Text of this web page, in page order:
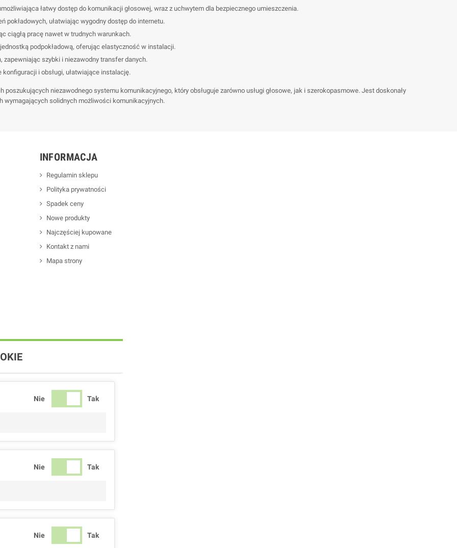
łatwy dostęp do komunikacji głosowej, wraz z uchwytem dla bezpiecznego umieszczenia.
pokładowych, ułatwiając wygodny dostęp do internetu.
ciągłą pracę nawet w trudnych warunkach.
podpokładową, oferując elastyczność w instalacji.
zapewniając szybki i niezawodny transfer danych.
i obsługi, ułatwiające instalację.
niezawodnego systemu komunikacyjnego, który obsługuje zarówno usługi głosowe, jak i szerokopasmowe. Jest doskonały
wymagających solidnych możliwości komunikacyjnych.
INFORMACJA
Regulamin sklepu
Polityka prywatności
Spadek ceny
Nowe produkty
Najczęściej kupowane
Kontakt z nami
Mapa strony
Nie Tak
Nie Tak
Nie Tak